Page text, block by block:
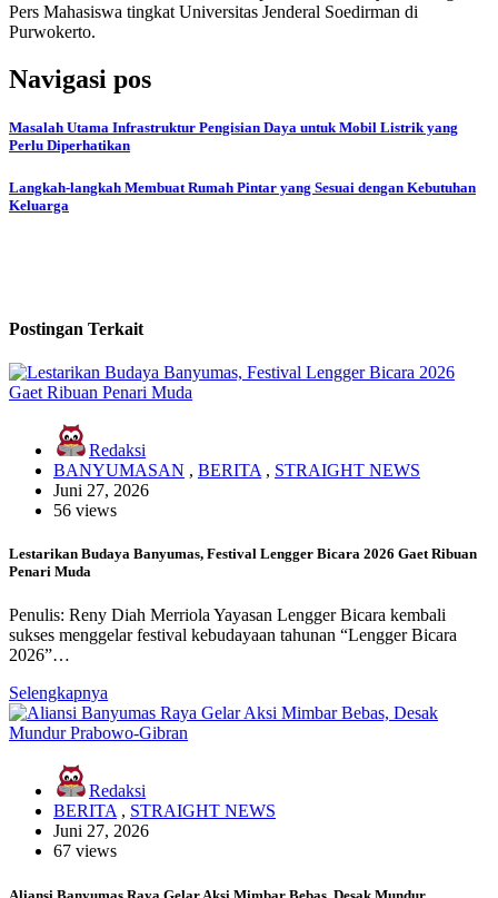
Pers Mahasiswa tingkat Universitas Jenderal Soedirman di
Purwokerto.
Navigasi pos
Masalah Utama Infrastruktur Pengisian Daya untuk Mobil Listrik yang
Perlu Diperhatikan
Langkah-langkah Membuat Rumah Pintar yang Sesuai dengan Kebutuhan
Keluarga
Postingan Terkait
Redaksi
BANYUMASAN , BERITA , STRAIGHT NEWS
Juni 27, 2026
56 views
Lestarikan Budaya Banyumas, Festival Lengger Bicara 2026 Gaet Ribuan
Penari Muda
Penulis: Reny Diah Merriola Yayasan Lengger Bicara kembali
sukses menggelar festival kebudayaan tahunan “Lengger Bicara
2026”…
Selengkapnya
Redaksi
BERITA, STRAIGHT NEWS
Juni 27, 2026
67 views